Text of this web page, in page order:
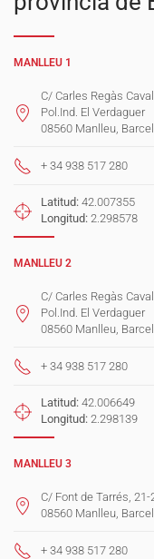
MANLLEU 1
C/ Carles Regàs
Pol.Ind. El Verdaguer
08560 Manlleu,
+ 34 938 517 280
Latitud: 42.007355
Longitud: 2.298578
MANLLEU 2
C/ Carles Regàs
Pol.Ind. El Verdaguer
08560 Manlleu,
+ 34 938 517 280
Latitud: 42.006649
Longitud: 2.298139
MANLLEU 3
C/ Font de Tarrés, 21-
08560 Manlleu,
+ 34 938 517 280